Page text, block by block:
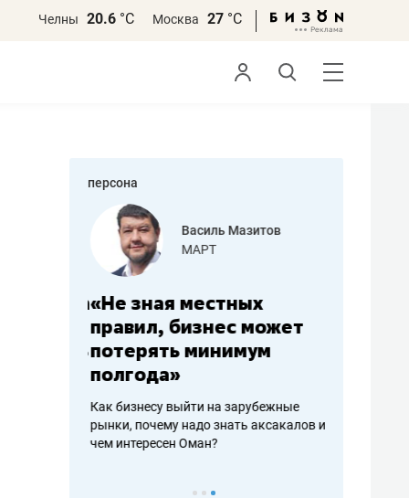
Челны 20.6 °С Москва 27 °С
персона
Василь Мазитов
МАРТ
«Не зная местных
правил, бизнес может
потерять минимум
полгода»
Как бизнесу выйти на зарубежные
рынки, почему надо знать аксакалов и
чем интересен Оман?